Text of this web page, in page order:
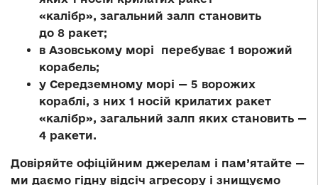
«калібр», загальний залп становить
до 8 ракет;
в Азовському морі перебуває 1 ворожий
корабель;
у Середземному морі — 5 ворожих
кораблі, з них 1 носій крилатих ракет
«калібр», загальний залп яких становить —
4 ракети.
Довіряйте офіційним джерелам і пам’ятайте —
ми даємо гідну відсіч агресору і знищуємо